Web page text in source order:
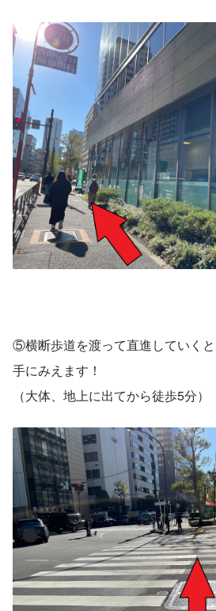
⑤横断歩道を渡って直進していく
手にみえます！
（大体、地上に出てから徒歩5分）